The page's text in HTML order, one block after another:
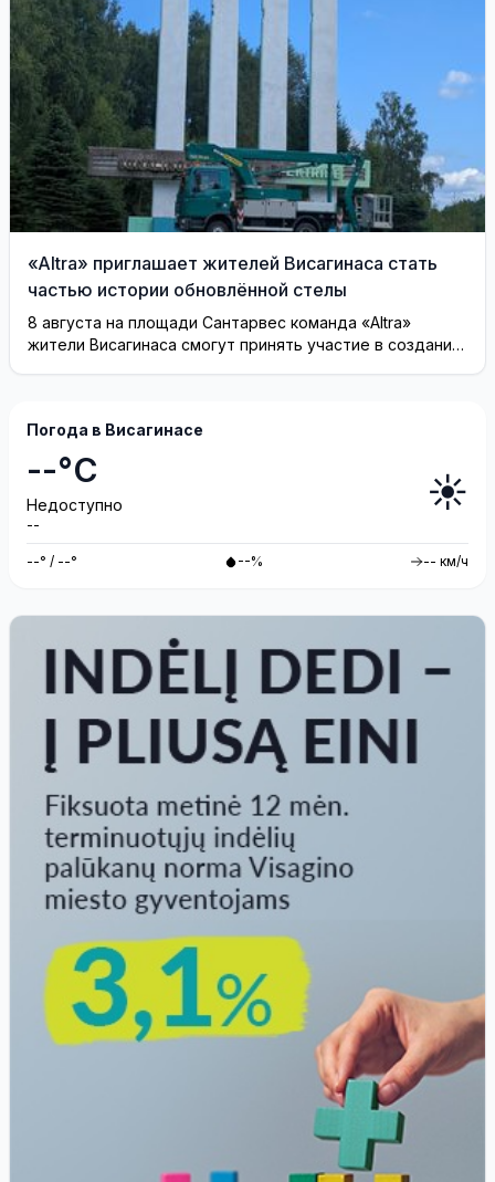
«Altra» приглашает жителей Висагинаса стать
частью истории обновлённой стелы
8 августа на площади Сантарвес команда «Altra»
жители Висагинаса смогут принять участие в создании
Погода в Висагинасе
--°C
Недоступно
--
☀️
--° / --° --% -- км/ч